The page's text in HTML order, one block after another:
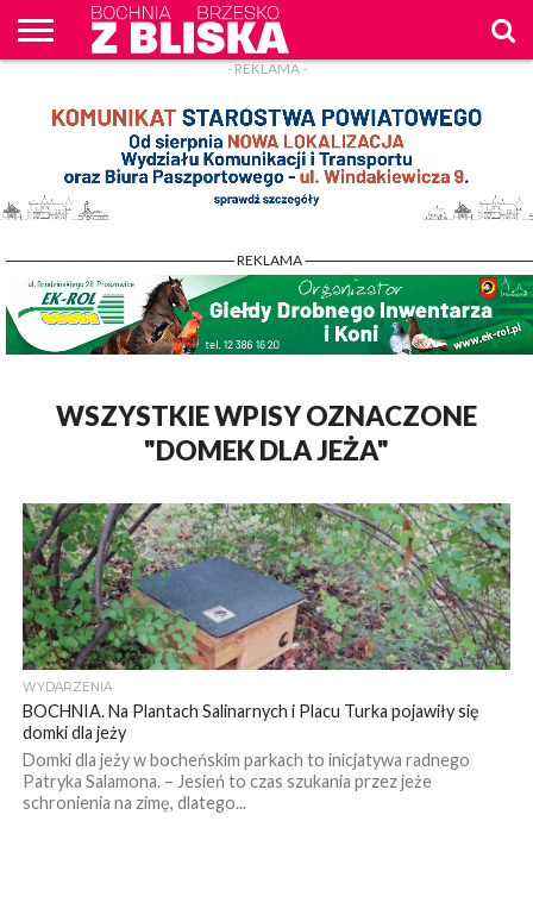
WPROST
REKLAM
- REKLAMA -
- REKLAMA -
WSZYSTKIE WPISY OZNACZONE
"DOMEK DLA JEŻA"
WYDARZENIA
BOCHNIA. Na Plantach Salinarnych i Placu Turka pojawiły się
domki dla jeży
Domki dla jeży w bocheńskim parkach to inicjatywa radnego
Patryka Salamona. – Jesień to czas szukania przez jeże
schronienia na zimę, dlatego...